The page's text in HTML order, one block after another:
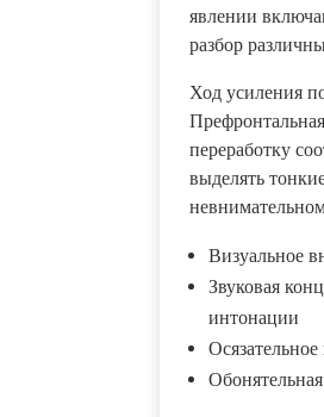
явлении
разбор
Ход усиления
переработку
выделять
Визуальное
Звуковая
интонации